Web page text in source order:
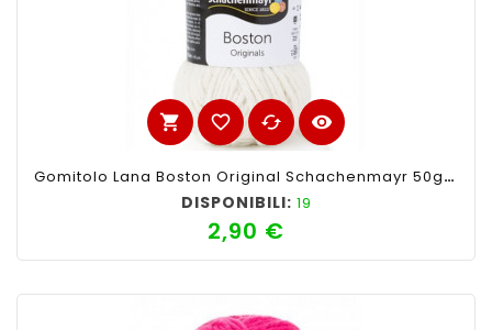
shopping_cart favorite_border cached visibility
Gomitolo Lana Boston Original Schachenmayr 50gr,Colore Arancio 26
DISPONIBILI: 19
2,90 €